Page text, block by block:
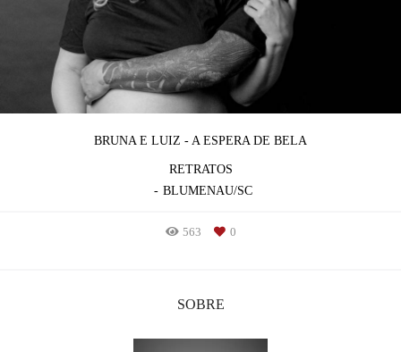
BRUNA E LUIZ - A ESPERA DE BELA
RETRATOS
BLUMENAU/SC
563 0
SOBRE